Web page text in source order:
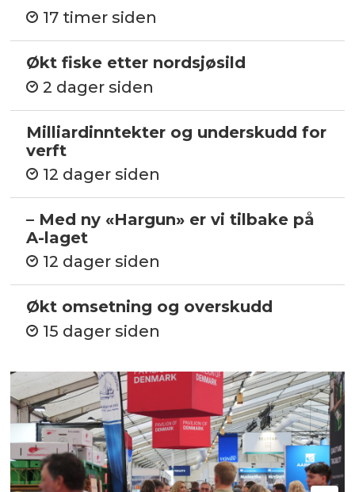
17 timer siden
Økt fiske etter nordsjøsild
2 dager siden
Milliardinntekter og underskudd for
verft
12 dager siden
– Med ny «Hargun» er vi tilbake på
A-laget
12 dager siden
Økt omsetning og overskudd
15 dager siden